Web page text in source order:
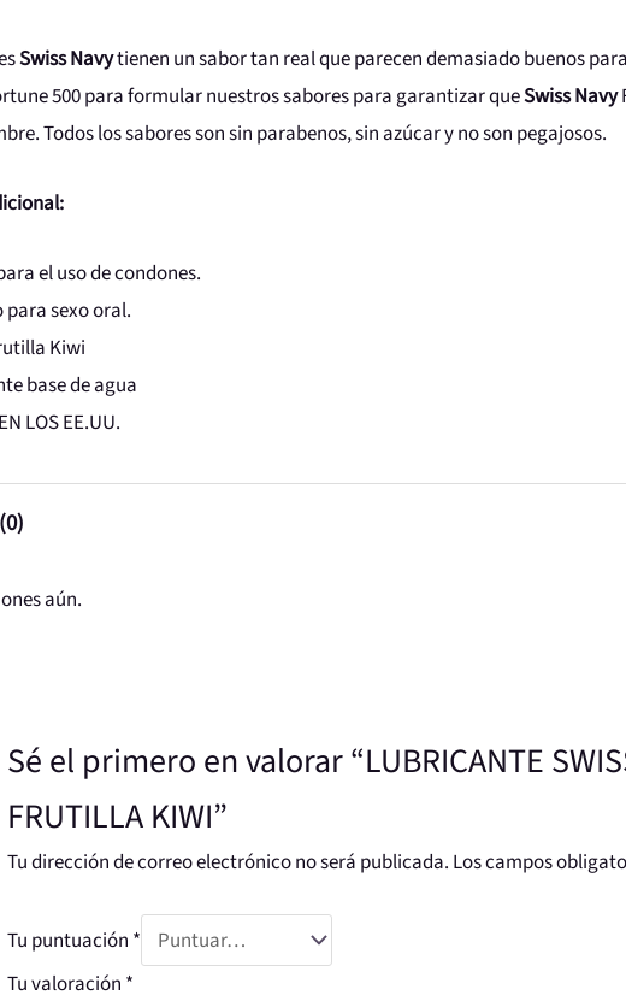
Swiss Navytienen un sabor tan real que parecen demasiado buenos
500 para formular nuestros sabores para garantizar queSwiss Navy
Todos los sabores son sin parabenos, sin azúcar y no son pegajosos.
el uso de condones.
para sexo oral.
Kiwi
base de agua
LOS EE.UU.
aún.
Sé el primero en valorar “LUBRICANTE
FRUTILLA KIWI”
Tu dirección de correo electrónico no será publicada. Los campos
Tu puntuación *
Tu valoración *